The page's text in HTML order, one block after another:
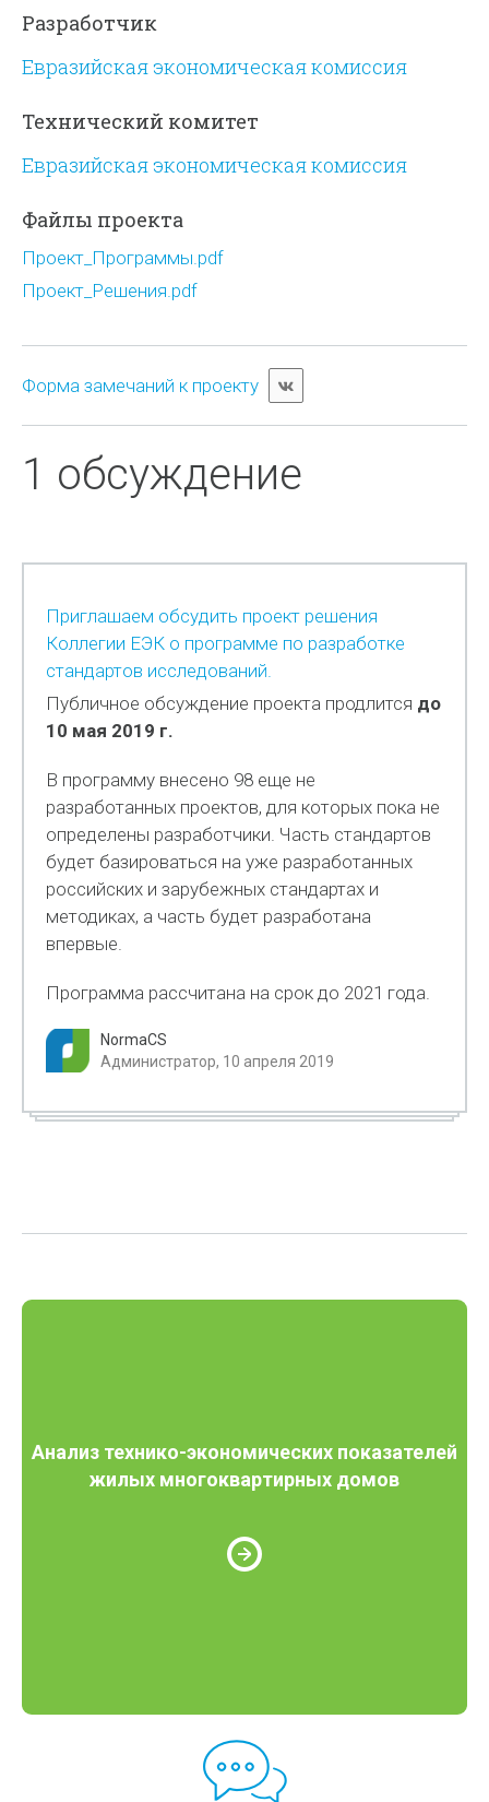
Разработчик
Евразийская экономическая комиссия
Технический комитет
Евразийская экономическая комиссия
Файлы проекта
Проект_Программы.pdf
Проект_Решения.pdf
Форма замечаний к проекту
1 обсуждение
Приглашаем обсудить проект решения
Коллегии ЕЭК о программе по разработке
стандартов исследований.
Публичное обсуждение проекта продлится до
10 мая 2019 г.
В программу внесено 98 еще не
разработанных проектов, для которых пока не
определены разработчики. Часть стандартов
будет базироваться на уже разработанных
российских и зарубежных стандартах и
методиках, а часть будет разработана
впервые.
Программа рассчитана на срок до 2021 года.
NormaCS
Администратор, 10 апреля 2019
Анализ технико-экономических показателей
жилых многоквартирных домов